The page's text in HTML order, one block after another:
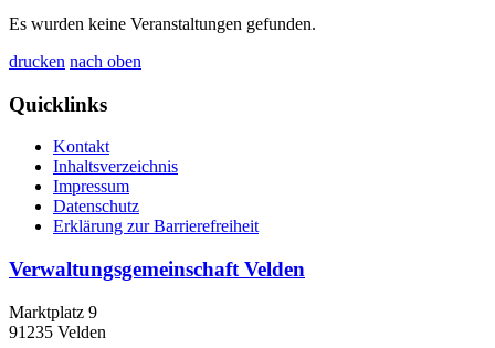
Es wurden keine Veranstaltungen gefunden.
drucken nach oben
Quicklinks
Kontakt
Inhaltsverzeichnis
Impressum
Datenschutz
Erklärung zur Barrierefreiheit
Verwaltungsgemeinschaft Velden
Marktplatz 9
91235 Velden